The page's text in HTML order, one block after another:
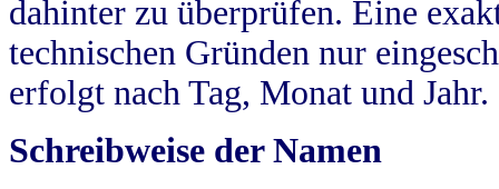
dahinter zu überprüfen. Eine
technischen Gründen nur
erfolgt nach Tag, Monat und Jahr.
Schreibweise der Namen